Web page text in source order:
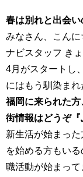
春は別れと出会い
みなさん、こんに
ナビスタッフ きょ
4月がスタートし
にはもう馴染ま
福岡に来られた
街情報はどうぞ『
新生活が始まっ
を始める方もい
職活動が始まっ